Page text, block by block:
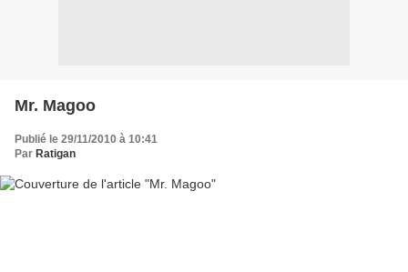
Mr. Magoo
Publié le 29/11/2010 à 10:41
Par Ratigan